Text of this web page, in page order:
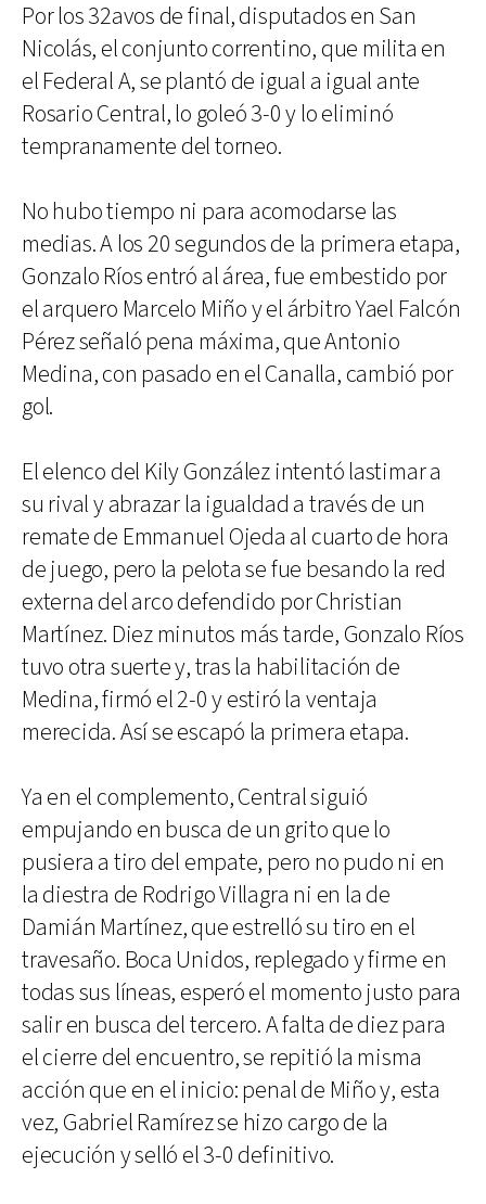
Por los 32avos de final, disputados en San
Nicolás, el conjunto correntino, que milita en
el Federal A, se plantó de igual a igual ante
Rosario Central, lo goleó 3-0 y lo eliminó
tempranamente del torneo.
No hubo tiempo ni para acomodarse las
medias. A los 20 segundos de la primera etapa,
Gonzalo Ríos entró al área, fue embestido por
el arquero Marcelo Miño y el árbitro Yael Falcón
Pérez señaló pena máxima, que Antonio
Medina, con pasado en el Canalla, cambió por
gol.
El elenco del Kily González intentó lastimar a
su rival y abrazar la igualdad a través de un
remate de Emmanuel Ojeda al cuarto de hora
de juego, pero la pelota se fue besando la red
externa del arco defendido por Christian
Martínez. Diez minutos más tarde, Gonzalo Ríos
tuvo otra suerte y, tras la habilitación de
Medina, firmó el 2-0 y estiró la ventaja
merecida. Así se escapó la primera etapa.
Ya en el complemento, Central siguió
empujando en busca de un grito que lo
pusiera a tiro del empate, pero no pudo ni en
la diestra de Rodrigo Villagra ni en la de
Damián Martínez, que estrelló su tiro en el
travesaño. Boca Unidos, replegado y firme en
todas sus líneas, esperó el momento justo para
salir en busca del tercero. A falta de diez para
el cierre del encuentro, se repitió la misma
acción que en el inicio: penal de Miño y, esta
vez, Gabriel Ramírez se hizo cargo de la
ejecución y selló el 3-0 definitivo.